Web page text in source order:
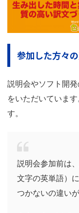
参加した方々
説明会やソフト開
をいただいていま
す。
説明会参加前は
文字の英単語）
つかないの違い